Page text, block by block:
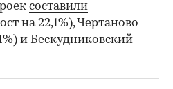
составили
на 22,1%), Чертаново
и Бескудниковский